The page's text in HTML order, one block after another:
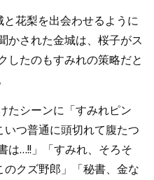
と花梨を出会わせるように
かされた金城は、桜子がス
したのもすみれの策略だと
たシーンに「すみれピン
つ普通に頭切れて腹たつ
は…!!」「すみれ、そろそ
クズ野郎」「秘書、金な